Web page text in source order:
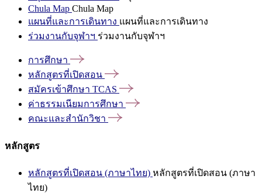
Chula Map Chula Map
แผนที่และการเดินทาง แผนที่และการเดินทาง
ร่วมงานกับจุฬาฯ ร่วมงานกับจุฬาฯ
การศึกษา
หลักสูตรที่เปิดสอน
สมัครเข้าศึกษา TCAS
ค่าธรรมเนียมการศึกษา
คณะและสำนักวิชา
หลักสูตร
หลักสูตรที่เปิดสอน (ภาษาไทย) หลักสูตรที่เปิดสอน (ภาษา
ไทย)